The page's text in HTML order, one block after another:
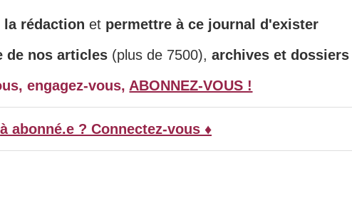
rédaction et permettre à ce journal d'exister
de nos articles (plus de 7500), archives et dossiers
engagez-vous, ABONNEZ-VOUS !
abonné.e ? Connectez-vous ♦